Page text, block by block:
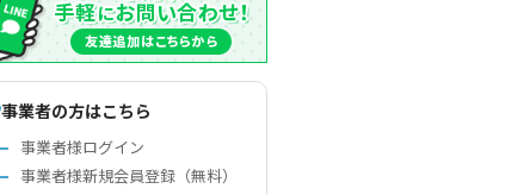
事業者の方はこちら
事業者様ログイン
事業者様新規会員登録（無料）